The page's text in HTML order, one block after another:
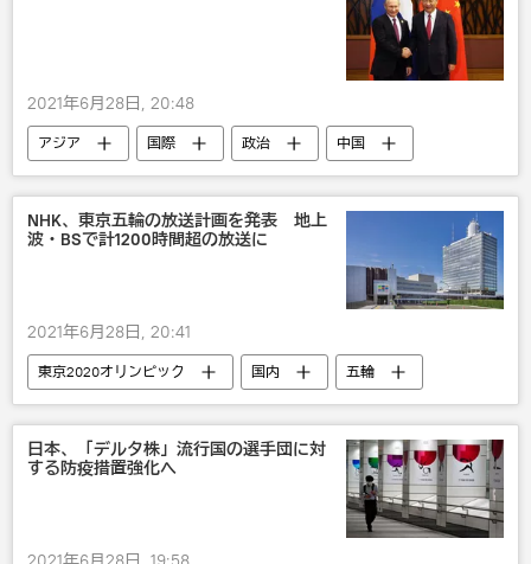
2021年6月28日, 20:48
アジア 国際 政治
中国
ロシア
NHK、東京五輪の放送計画を発表 地上
波・BSで計1200時間超の放送に
2021年6月28日, 20:41
東京2020オリンピック 国内 五輪
日本、「デルタ株」流行国の選手団に対
する防疫措置強化へ